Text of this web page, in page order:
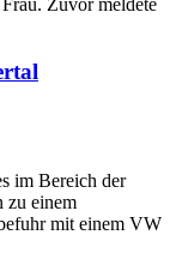
im Bereich der
zu einem
mit einem VW